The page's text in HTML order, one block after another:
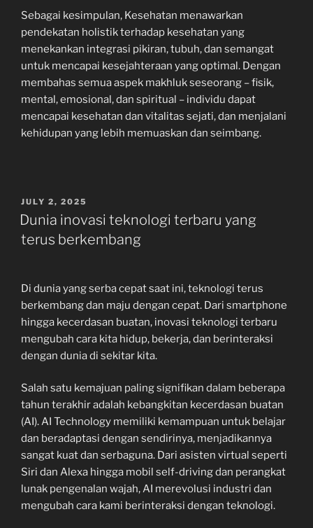
Sebagai kesimpulan, Kesehatan menawarkan
pendekatan holistik terhadap kesehatan yang
menekankan integrasi pikiran, tubuh, dan semangat
untuk mencapai kesejahteraan yang optimal. Dengan
membahas semua aspek makhluk seseorang – fisik,
mental, emosional, dan spiritual – individu dapat
mencapai kesehatan dan vitalitas sejati, dan menjalani
kehidupan yang lebih memuaskan dan seimbang.
POSTED
ON
JULY 2, 2025
Dunia inovasi teknologi terbaru yang
terus berkembang
Di dunia yang serba cepat saat ini, teknologi terus
berkembang dan maju dengan cepat. Dari smartphone
hingga kecerdasan buatan, inovasi teknologi terbaru
mengubah cara kita hidup, bekerja, dan berinteraksi
dengan dunia di sekitar kita.
Salah satu kemajuan paling signifikan dalam beberapa
tahun terakhir adalah kebangkitan kecerdasan buatan
(AI). AI Technology memiliki kemampuan untuk belajar
dan beradaptasi dengan sendirinya, menjadikannya
sangat kuat dan serbaguna. Dari asisten virtual seperti
Siri dan Alexa hingga mobil self-driving dan perangkat
lunak pengenalan wajah, AI merevolusi industri dan
mengubah cara kami berinteraksi dengan teknologi.